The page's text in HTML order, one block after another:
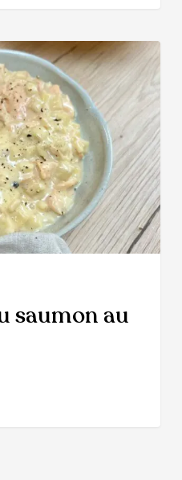
saumon au